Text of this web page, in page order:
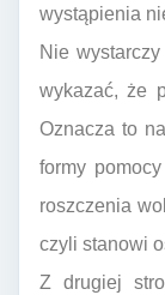
wystąpienia
Nie
wykazać, że
Oznacza to
formy
roszczenia
czyli stanowi
Z drugiej